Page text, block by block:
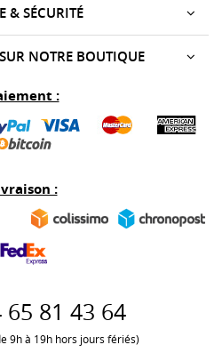
& SÉCURITÉ
NOTRE BOUTIQUE
:
:
65 81 43 64
9h à 19h hors jours fériés)